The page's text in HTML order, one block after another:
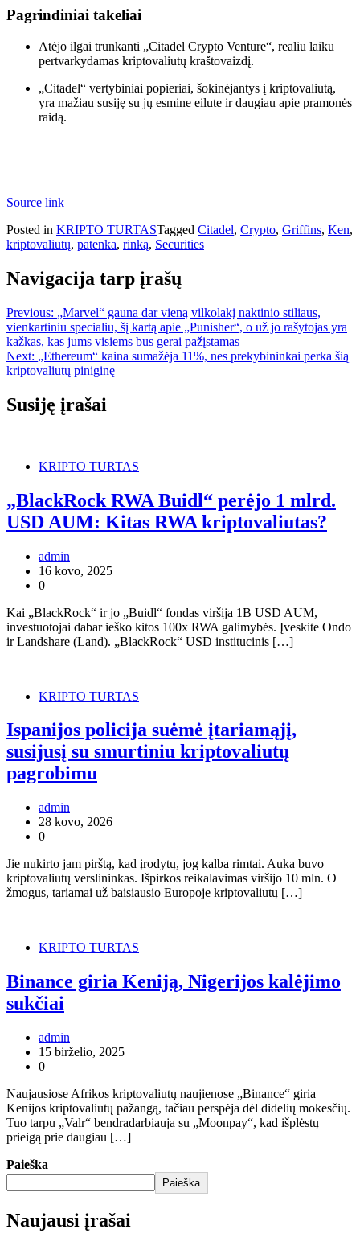
Pagrindiniai takeliai
Atėjo ilgai trunkanti „Citadel Crypto Venture“, realiu laiku
pertvarkydamas kriptovaliutų kraštovaizdį.
„Citadel“ vertybiniai popieriai, šokinėjantys į kriptovaliutą,
yra mažiau susiję su jų esmine eilute ir daugiau apie pramonės
raidą.
Source link
Posted in KRIPTO TURTASTagged Citadel, Crypto, Griffins, Ken,
kriptovaliutų, patenka, rinką, Securities
Navigacija tarp įrašų
Previous: „Marvel“ gauna dar vieną vilkolakį naktinio stiliaus,
vienkartiniu specialiu, šį kartą apie „Punisher“, o už jo rašytojas yra
kažkas, kas jums visiems bus gerai pažįstamas
Next: „Ethereum“ kaina sumažėja 11%, nes prekybininkai perka šią
kriptovaliutų piniginę
Susiję įrašai
KRIPTO TURTAS
„BlackRock RWA Buidl“ perėjo 1 mlrd.
USD AUM: Kitas RWA kriptovaliutas?
admin
16 kovo, 2025
0
Kai „BlackRock“ ir jo „Buidl“ fondas viršija 1B USD AUM,
investuotojai dabar ieško kitos 100x RWA galimybės. Įveskite Ondo
ir Landshare (Land). „BlackRock“ USD institucinis […]
KRIPTO TURTAS
Ispanijos policija suėmė įtariamąjį,
susijusį su smurtiniu kriptovaliutų
pagrobimu
admin
28 kovo, 2026
0
Jie nukirto jam pirštą, kad įrodytų, jog kalba rimtai. Auka buvo
kriptovaliutų verslininkas. Išpirkos reikalavimas viršijo 10 mln. O
žmogus, tariamai už baisiausio Europoje kriptovaliutų […]
KRIPTO TURTAS
Binance giria Keniją, Nigerijos kalėjimo
sukčiai
admin
15 birželio, 2025
0
Naujausiose Afrikos kriptovaliutų naujienose „Binance“ giria
Kenijos kriptovaliutų pažangą, tačiau perspėja dėl didelių mokesčių.
Tuo tarpu „Valr“ bendradarbiauja su „Moonpay“, kad išplėstų
prieigą prie daugiau […]
Paieška
Paieška
Naujausi įrašai